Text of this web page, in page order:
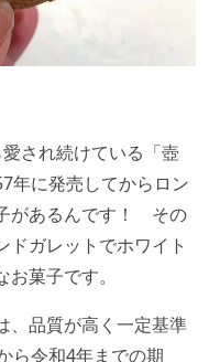
され続けている「壺
年に発売してからロン
があるんです！ その
ドガレットでホワイト
菓子です。
、品質が高く一定基準
ら令和4年までの期